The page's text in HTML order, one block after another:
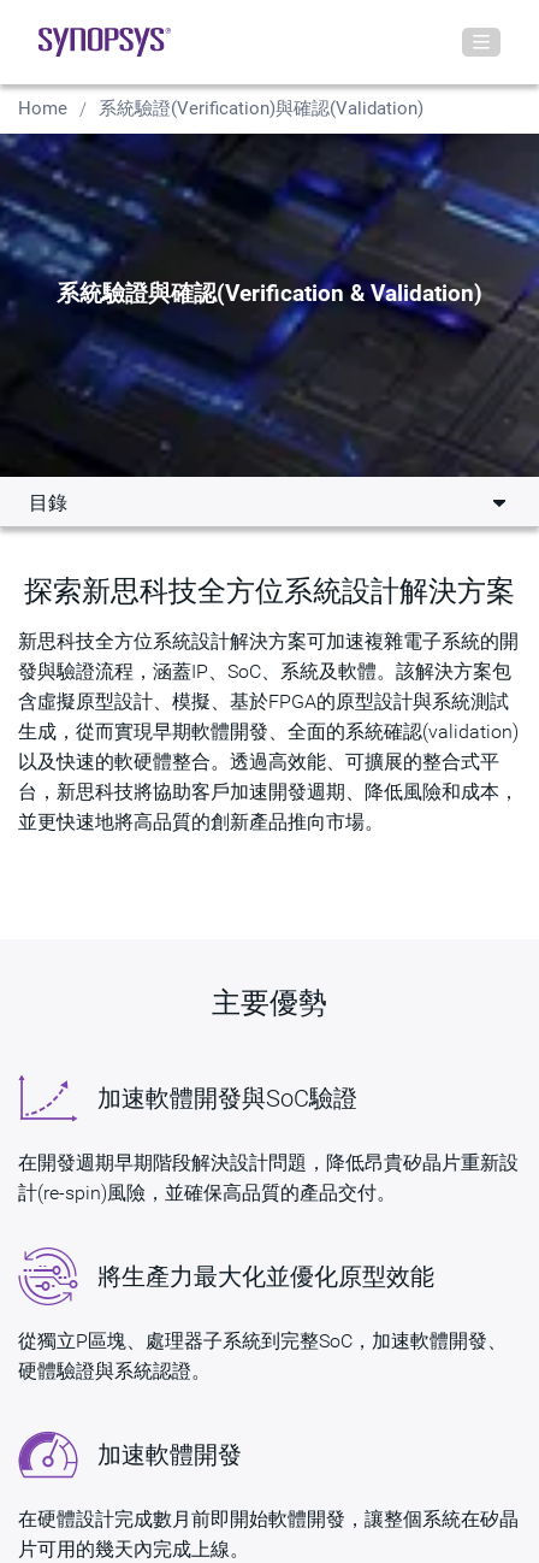
Home 系統驗證(Verification)與確認(Validation)
系統驗證與確認(Verification & Validation)
目錄
產品
相關資源
聯絡業務部門
探索新思科技全方位系統設計解決方案
新思科技全方位系統設計解決方案可加速複雜電子系統的開
發與驗證流程，涵蓋IP、SoC、系統及軟體。該解決方案包
含虛擬原型設計、模擬、基於FPGA的原型設計與系統測試
生成，從而實現早期軟體開發、全面的系統確認(validation)
以及快速的軟硬體整合。透過高效能、可擴展的整合式平
台，新思科技將協助客戶加速開發週期、降低風險和成本，
並更快速地將高品質的創新產品推向市場。
主要優勢
加速軟體開發與SoC驗證
在開發週期早期階段解決設計問題，降低昂貴矽晶片重新設
計(re-spin)風險，並確保高品質的產品交付。
將生產力最大化並優化原型效能
從獨立P區塊、處理器子系統到完整SoC，加速軟體開發、
硬體驗證與系統認證。
加速軟體開發
在硬體設計完成數月前即開始軟體開發，讓整個系統在矽晶
片可用的幾天內完成上線。